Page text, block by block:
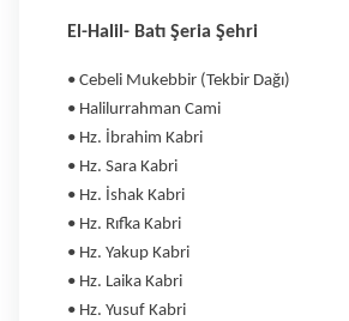
El-Halil- Batı Şeria Şehri
• Cebeli Mukebbir (Tekbir Dağı)
• Halilurrahman Cami
• Hz. İbrahim Kabri
• Hz. Sara Kabri
• Hz. İshak Kabri
• Hz. Rıfka Kabri
• Hz. Yakup Kabri
• Hz. Laika Kabri
• Hz. Yusuf Kabri